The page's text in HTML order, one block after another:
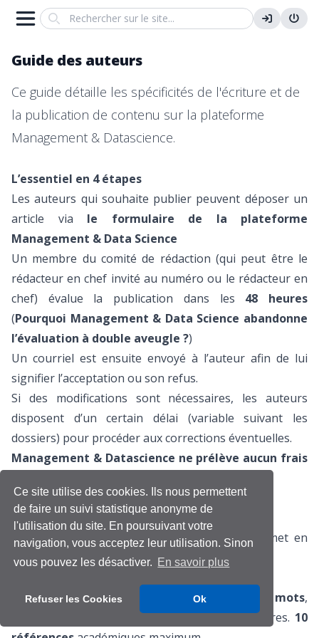
Ce site utilise des cookies. Ils nous permettent
de faire un suivi statistique anonyme de
l'utilisation du site. En poursuivant votre
navigation, vous acceptez leur utilisation. Sinon
vous pouvez les désactiver. En savoir plus
Refuser les Cookies Ok
Search
Guide des auteurs
Ce guide détaille les spécificités de l'écriture et de
la publication de contenu sur la plateforme
Management & Datascience.
L’essentiel en 4 étapes
Les auteurs qui souhaite publier peuvent déposer un
article via le formulaire de la plateforme
Management & Data Science
Un membre du comité de rédaction (qui peut être le
rédacteur en chef invité au numéro ou le rédacteur en
chef) évalue la publication dans les 48 heures
(Pourquoi Management & Data Science abandonne
l’évaluation à double aveugle ?)
Un courriel est ensuite envoyé à l’auteur afin de lui
signifier l’acceptation ou son refus.
Si des modifications sont nécessaires, les auteurs
disposent d’un certain délai (variable suivant les
dossiers) pour procéder aux corrections éventuelles.
Management & Datascience ne prélève aucun frais
Soumettre un avis d’expert
Unavis d’expertest un article d’opinion. Il met en
avant un point de vue argumenté.
Lesavis d’expertfont entre 1000 et 2 000 mots,
incluant les références, les tableaux et les figures. 10